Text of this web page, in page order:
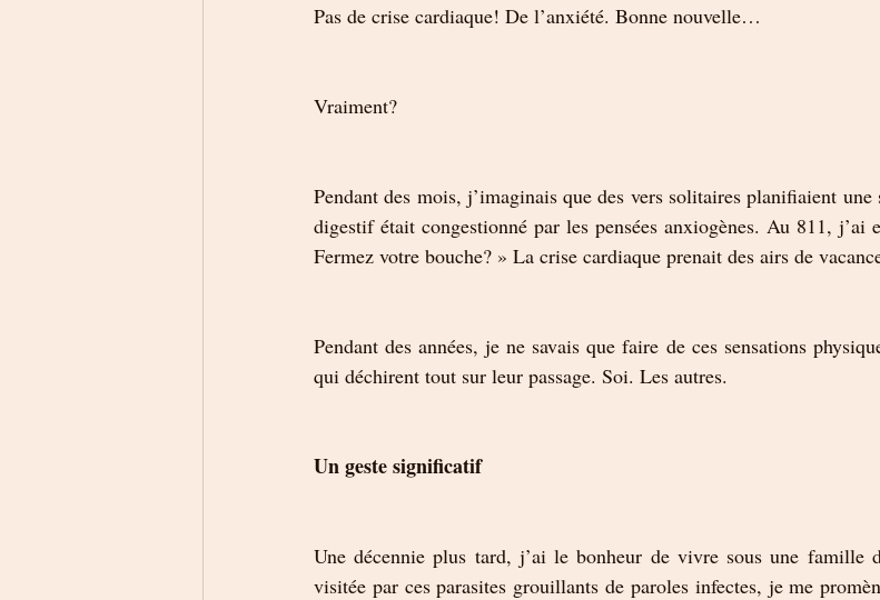
Pas de crise cardiaque! De l’anxiété. Bonne nouvelle…
Vraiment?
Pendant des mois, j’imaginais que des vers solitaires planifiaient
digestif était congestionné par les pensées anxiogènes. Au 811, j’ai
Fermez votre bouche? » La crise cardiaque prenait des airs de
Pendant des années, je ne savais que faire de ces sensations
qui déchirent tout sur leur passage. Soi. Les autres.
Un geste significatif
Une décennie plus tard, j’ai le bonheur de vivre sous une famille
visitée par ces parasites grouillants de paroles infectes, je me